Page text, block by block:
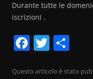
Durante tutte le
iscrizioni .
F
c
T
itt n
Questo articolo è stato